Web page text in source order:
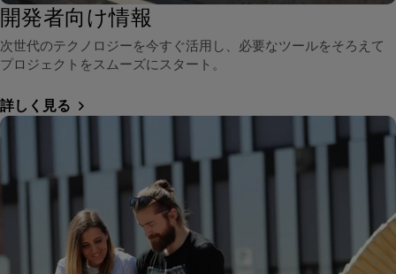
開発者向け情報
次世代のテクノロジーを今すぐ活用し、必要なツールをそろえて
プロジェクトをスムーズにスタート。
詳しく見る